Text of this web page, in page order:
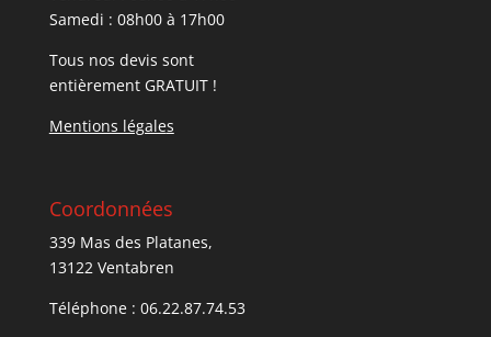
Samedi : 08h00 à 17h00
Tous nos devis sont
entièrement GRATUIT !
Mentions légales
Coordonnées
339 Mas des Platanes,
13122 Ventabren
Téléphone : 06.22.87.74.53